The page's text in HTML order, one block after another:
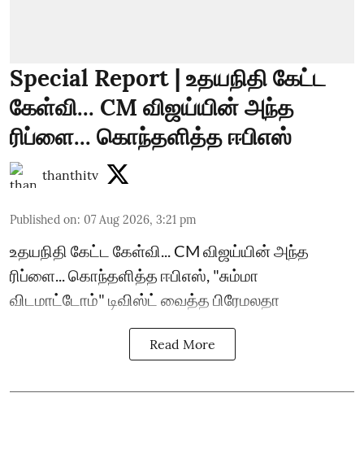
Special Report | உதயநிதி கேட்ட
கேள்வி... CM விஜய்யின் அந்த
ரிப்ளை... கொந்தளித்த ஈபிஎஸ்
thanthitv
Published on: 07 Aug 2026, 3:21 pm
உதயநிதி கேட்ட கேள்வி... CM விஜய்யின் அந்த
ரிப்ளை... கொந்தளித்த ஈபிஎஸ், "சும்மா
விடமாட்டோம்" டிவிஸ்ட் வைத்த பிரேமலதா
Read More